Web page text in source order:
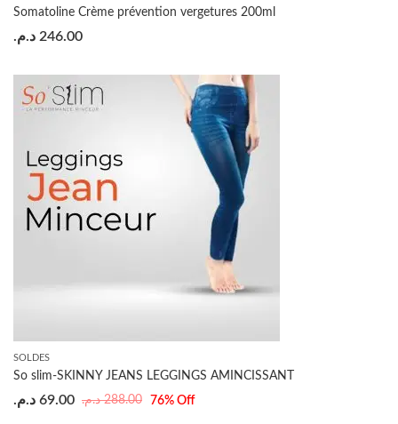
Somatoline Crème prévention vergetures 200ml
246.00 د.م.
SOLDES
So slim-SKINNY JEANS LEGGINGS AMINCISSANT
288.00 د.م. 69.00 د.م. 76% Off